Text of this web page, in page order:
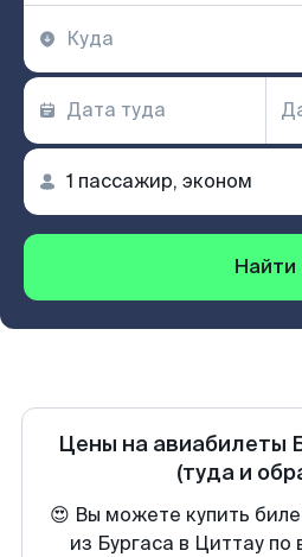
Найти
Цены на авиабилеты
(туда и
😍 Вы можете купить
из Бургаса в Циттау по